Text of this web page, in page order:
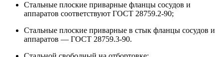
Стальные плоские приварные фланцы сосудов и
аппаратов соответствуют ГОСТ 28759.2-90;
Стальные плоские приварные в стык фланцы сосудов и
аппаратов — ГОСТ 28759.3-90.